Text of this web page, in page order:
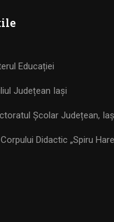
Educației
Județean Iași
Școlar Județean,
Didactic „Spiru